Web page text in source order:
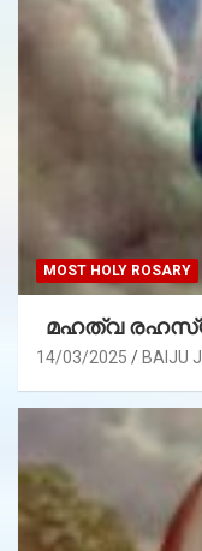
MOST HOLY ROSARY
മഹത്വ
14/03/2025 BAIJU